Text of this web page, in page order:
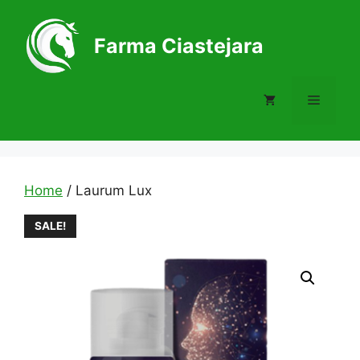
content
Farma Ciastejara
Menu
Home / Laurum Lux
SALE!